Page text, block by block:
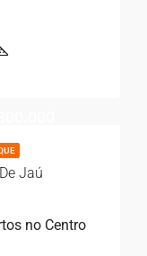
Jaú
no Centro